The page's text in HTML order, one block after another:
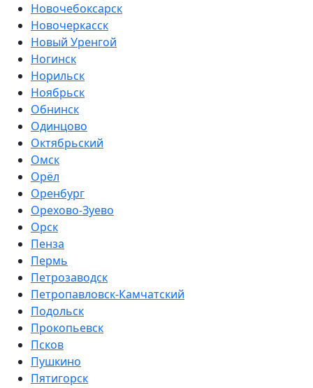
Новочебоксарск
Новочеркасск
Новый Уренгой
Ногинск
Норильск
Ноябрьск
Обнинск
Одинцово
Октябрьский
Омск
Орёл
Оренбург
Орехово-Зуево
Орск
Пенза
Пермь
Петрозаводск
Петропавловск-Камчатский
Подольск
Прокопьевск
Псков
Пушкино
Пятигорск